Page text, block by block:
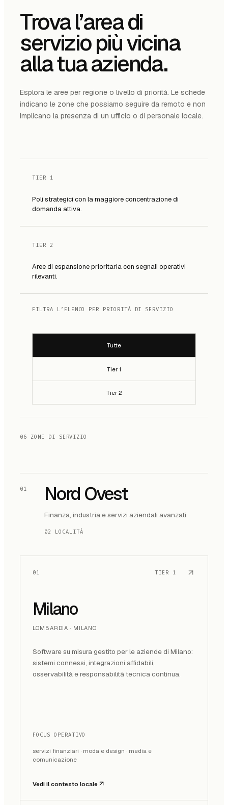
Trova l’area di
servizio più vicina
alla tua azienda.
Esplora le aree per regione o livello di priorità. Le schede
indicano le zone che possiamo seguire da remoto e non
implicano la presenza di un ufficio o di personale locale.
TIER 1
Poli strategici con la maggiore concentrazione di
domanda attiva.
TIER 2
Aree di espansione prioritaria con segnali operativi
rilevanti.
FILTRA L’ELENCO PER PRIORITÀ DI SERVIZIO
Tutte
Tier 1
Tier 2
06 ZONE DI SERVIZIO
01 Nord Ovest
Finanza, industria e servizi aziendali avanzati.
02 LOCALITÀ
01 TIER 1
Milano
LOMBARDIA · MILANO
Software su misura gestito per le aziende di Milano:
sistemi connessi, integrazioni affidabili,
osservabilità e responsabilità tecnica continua.
FOCUS OPERATIVO
servizi finanziari · moda e design · media e
comunicazione
Vedi il contesto locale